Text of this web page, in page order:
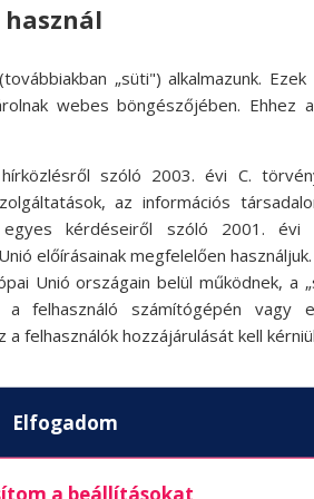
„süti") alkalmazunk. Ezek
webes böngészőjében. Ehhez
szóló 2003. évi C.
az információs
egyes kérdéseiről szóló 2001. évi
előírásainak megfelelően
Unió országain belül működnek, a
a felhasználó számítógépén vagy
felhasználók hozzájárulását kell
Elfogadom
a beállításokat